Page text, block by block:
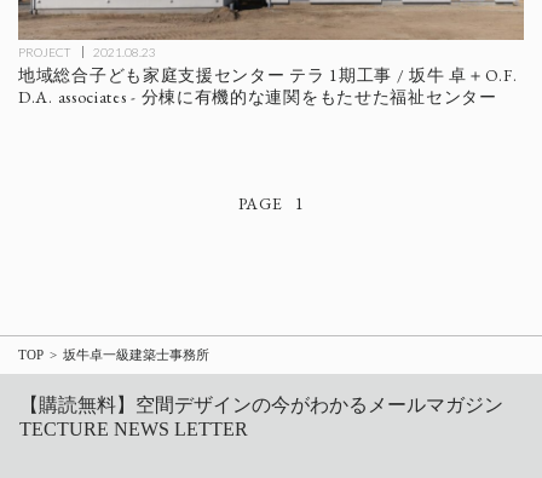
PROJECT 2021.08.23
地域総合子ども家庭支援センター テラ 1期工事 / 坂牛 卓＋O.F.
D.A. associates - 分棟に有機的な連関をもたせた福祉センター
1
TOP 坂牛卓一級建築士事務所
【購読無料】空間デザインの今がわかるメールマガジン
TECTURE NEWS LETTER